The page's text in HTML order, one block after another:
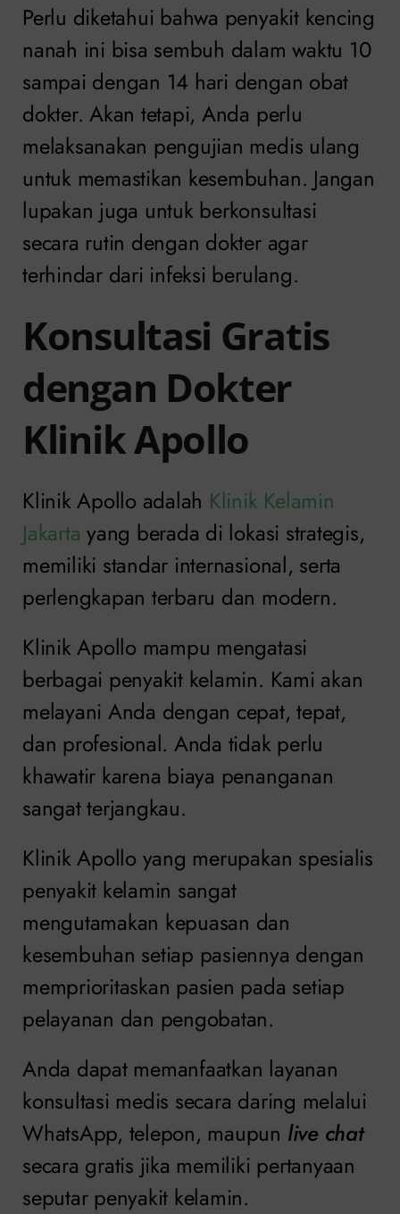
Perlu diketahui bahwa penyakit kencing
nanah ini bisa sembuh dalam waktu 10
sampai dengan 14 hari dengan obat
dokter.Akan tetapi, Anda perlu
melaksanakan pengujian medis ulang
untuk memastikan kesembuhan. Jangan
lupakan juga untuk berkonsultasi
secara rutin dengan dokter agar
terhindar dari infeksi berulang.
Konsultasi Gratis
dengan Dokter
Klinik Apollo
Klinik Apollo adalah Klinik Kelamin
Jakarta yang berada di lokasi strategis,
memiliki standar internasional, serta
perlengkapan terbaru dan modern.
Klinik Apollo mampu mengatasi
berbagai penyakit kelamin. Kami akan
melayani Anda dengan cepat, tepat,
dan profesional. Anda tidak perlu
khawatir karena biaya penanganan
sangat terjangkau.
Klinik Apollo yang merupakan spesialis
penyakit kelamin sangat
mengutamakan kepuasan dan
kesembuhan setiap pasiennya dengan
memprioritaskan pasien pada setiap
pelayanan dan pengobatan.
Anda dapat memanfaatkan layanan
konsultasi medis secara daring melalui
WhatsApp, telepon, maupun live chat
secara gratis jika memiliki pertanyaan
seputar penyakit kelamin.